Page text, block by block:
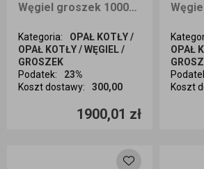
Węgiel groszek 1000kg BARTEX SILVER dostawa cała Polska
Kategoria:
OPAŁ KOTŁY /
OPAŁ KOTŁY / WĘGIEL /
GROSZEK
Podatek:
23%
Koszt dostawy: 300,00
1900,01 zł
Ilość sztuk
OPAŁ
Koszt